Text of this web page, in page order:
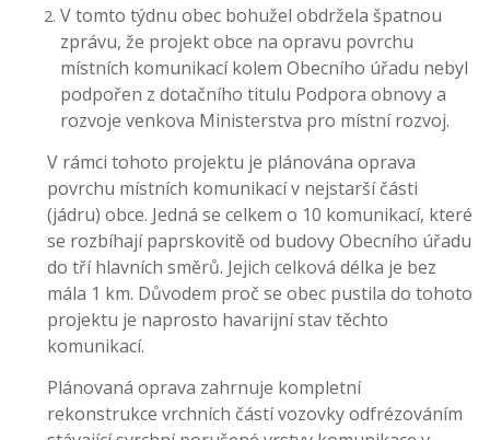
V tomto týdnu obec bohužel obdržela špatnou
zprávu, že projekt obce na opravu povrchu
místních komunikací kolem Obecního úřadu nebyl
podpořen z dotačního titulu Podpora obnovy a
rozvoje venkova Ministerstva pro místní rozvoj.
V rámci tohoto projektu je plánována oprava
povrchu místních komunikací v nejstarší části
(jádru) obce. Jedná se celkem o 10 komunikací, které
se rozbíhají paprskovitě od budovy Obecního úřadu
do tří hlavních směrů. Jejich celková délka je bez
mála 1 km. Důvodem proč se obec pustila do tohoto
projektu je naprosto havarijní stav těchto
komunikací.
Plánovaná oprava zahrnuje kompletní
rekonstrukce vrchních částí vozovky odfrézováním